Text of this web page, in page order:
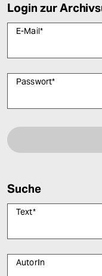
Login zur
E-Mail*
Passwort*
Suche
Text*
AutorIn